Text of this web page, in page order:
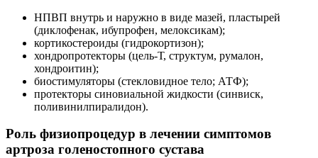
НПВП внутрь и наружно в виде мазей, пластырей
(диклофенак, ибупрофен, мелоксикам);
кортикостероиды (гидрокортизон);
хондропротекторы (цель-Т, структум, румалон,
хондроитин);
биостимуляторы (стекловидное тело; АТФ);
протекторы синовиальной жидкости (синвиск,
поливинилпиралидон).
Роль физиопроцедур в лечении симптомов
артроза голеностопного сустава